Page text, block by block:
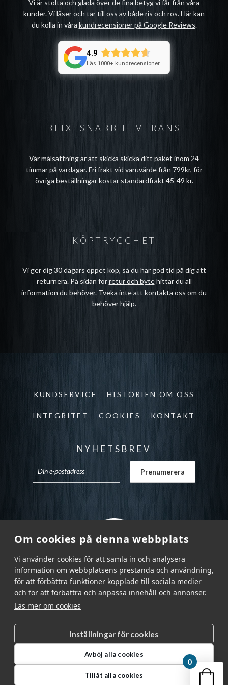
Om cookies på denna webbplats
Vi använder cookies för att samla in och analysera
information om webbplatsens prestanda och användning,
för att förbättra funktioner kopplade till sociala medier
och för att förbättra och anpassa innehåll och annonser.
Läs mer om cookies
Inställningar för cookies
Avböj alla cookies
Tillåt alla cookies
BLIXTSNABB LEVERANS
Vår målsättning är att skicka skicka ditt paket inom 24
timmar på vardagar. Fri frakt vid varuvärde från 799kr, för
övriga beställningar kostar standardfrakt 45-49 kr.
Vi är stolta och glada över de fina betyg vi får från våra
kunder. Vi läser och tar till oss av både ris och ros. Här kan
du kolla in våra kundrecensioner på Google Reviews.
4.9
Läs 1000+ kundrecensioner
KÖPTRYGGHET
Vi ger dig 30 dagars öppet köp, så du har god tid på dig att
returnera. På sidan förretur och bytehittar du all
information du behöver. Tveka inte att kontakta oss om du
behöver hjälp.
KUNDSERVICE HISTORIEN OM OSS
INTEGRITET COOKIES KONTAKT
NYHETSBREV
Garnr Sverige AB © 2026 |
info@garnr.se
|
031 - 92 94 92
Din
0